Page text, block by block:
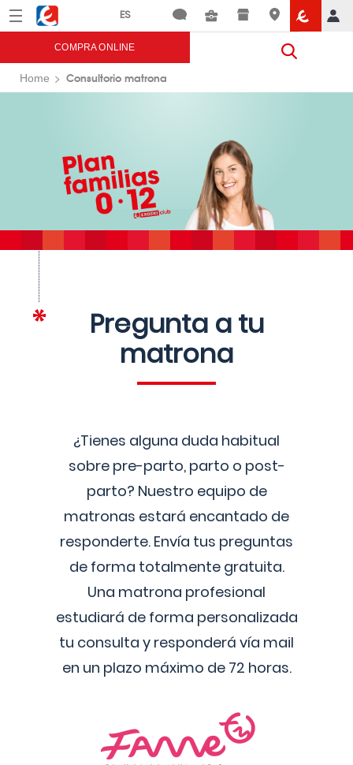
Menú Eroski
COMPRA ONLINE
Home Consultorio matrona
Pregunta a tu
matrona
¿Tienes alguna duda habitual
sobre pre-parto, parto o post-
parto? Nuestro equipo de
matronas estará encantado de
responderte. Envía tus preguntas
de forma totalmente gratuita.
Una matrona profesional
estudiará de forma personalizada
tu consulta y responderá vía mail
en un plazo máximo de 72 horas.